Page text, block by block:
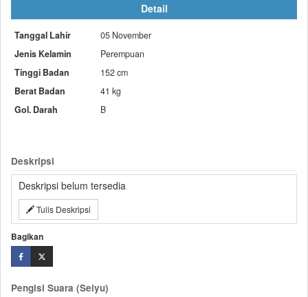
Detail
Tanggal Lahir
05 November
Jenis Kelamin
Perempuan
Tinggi Badan
152 cm
Berat Badan
41 kg
Gol. Darah
B
Deskripsi
Deskripsi belum tersedia
Tulis Deskripsi
Bagikan
Pengisi Suara (Seiyu)